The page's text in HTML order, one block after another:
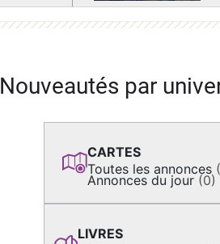
Nouveautés par
CARTES
Toutes les annonces
Annonces du jour (0)
LIVRES